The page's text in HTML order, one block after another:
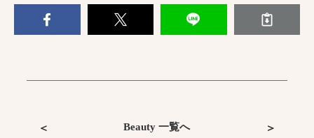
＜ Beauty 一覧へ ＞